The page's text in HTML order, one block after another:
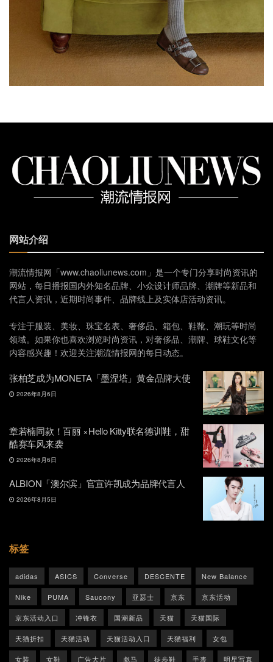
网站介绍
潮流情报网「www.chaoliunews.com」是一个专门分享时尚资讯的
网站，每日播报国内外知名品牌、小众设计师品牌、潮牌等新品和
代言人资讯，近期时尚事件、品牌线上及实体店活动资讯。
专注于服装、美妆、珠宝名表、奢侈品、箱包、鞋靴、潮玩等时尚
领域。如果你也喜欢浏览时尚资讯，对奢侈品、潮牌、球鞋文化等
内容感兴趣！欢迎关注潮流情报网的每日动态。
张柏芝成为MONETA「墨涅塔」黄金品牌大使
2026年8月6日
章若楠同款！百丽 ×Hello Kitty联名德训鞋，甜
酷赛车风来袭
2026年8月6日
ALBION「澳尔滨」官宣许凯成为品牌代言人
2026年8月5日
标签
adidas ASICS Converse DESCENTE New Balance
Nike PUMA Saucony 亚瑟士 京东 京东活动
京东活动入口 冲锋衣 国潮新品 天猫 天猫国际
天猫折扣 天猫活动 天猫活动入口 天猫福利 女包
女装 女鞋 广告大片 彪马 徒步鞋 手表 明星写真